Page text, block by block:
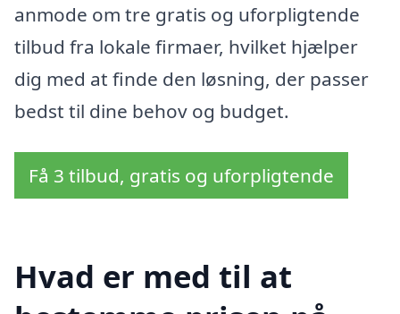
anmode om tre gratis og uforpligtende
tilbud fra lokale firmaer, hvilket hjælper
dig med at finde den løsning, der passer
bedst til dine behov og budget.
Få 3 tilbud, gratis og uforpligtende
Hvad er med til at